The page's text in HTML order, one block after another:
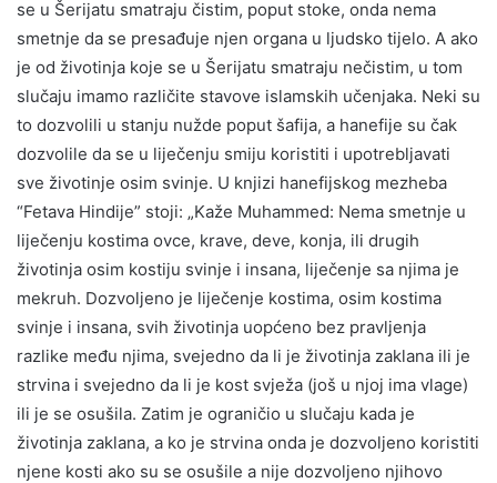
se u Šerijatu smatraju čistim, poput stoke, onda nema
smetnje da se presađuje njen organa u ljudsko tijelo. A ako
je od životinja koje se u Šerijatu smatraju nečistim, u tom
slučaju imamo različite stavove islamskih učenjaka. Neki su
to dozvolili u stanju nužde poput šafija, a hanefije su čak
dozvolile da se u liječenju smiju koristiti i upotrebljavati
sve životinje osim svinje. U knjizi hanefijskog mezheba
“Fetava Hindije” stoji: „Kaže Muhammed: Nema smetnje u
liječenju kostima ovce, krave, deve, konja, ili drugih
životinja osim kostiju svinje i insana, liječenje sa njima je
mekruh. Dozvoljeno je liječenje kostima, osim kostima
svinje i insana, svih životinja uopćeno bez pravljenja
razlike među njima, svejedno da li je životinja zaklana ili je
strvina i svejedno da li je kost svježa (još u njoj ima vlage)
ili je se osušila. Zatim je ograničio u slučaju kada je
životinja zaklana, a ko je strvina onda je dozvoljeno koristiti
njene kosti ako su se osušile a nije dozvoljeno njihovo